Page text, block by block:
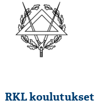
RKL koulutukset